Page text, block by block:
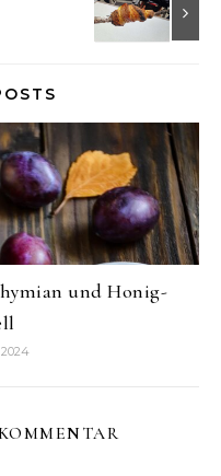
und Honig-